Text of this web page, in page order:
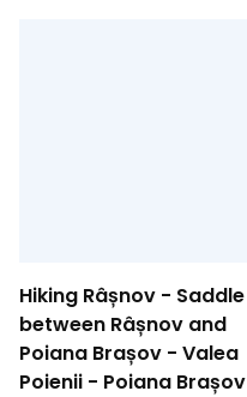
Hiking Râșnov - Saddle
between Râșnov and
Poiana Brașov - Valea
Poienii - Poiana Brașov